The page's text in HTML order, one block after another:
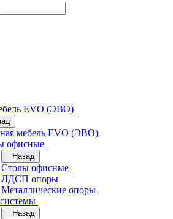
EVO (ЭВО)
мебель EVO (ЭВО)
офисные
Назад
Cтолы офисные
ЛДСП опоры
Металлические опоры
Назад